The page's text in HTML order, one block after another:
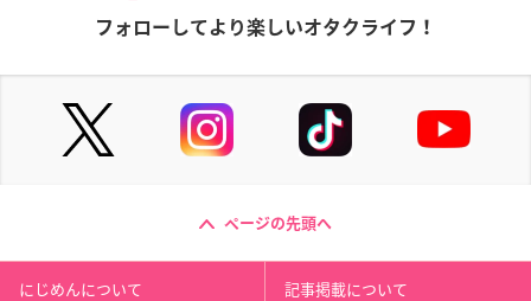
フォローしてより楽しいオタクライフ！
ページの先頭へ
にじめんについて 記事掲載について